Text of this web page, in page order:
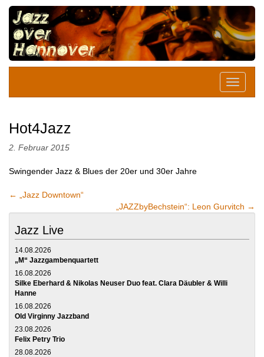
Hot4Jazz
2. Februar 2015
Swingender Jazz & Blues der 20er und 30er Jahre
←
„Jazz Downtown“
„JAZZbyBechstein“: Leon Gurvitch →
Jazz Live
14.08.2026
„M“ Jazzgambenquartett
16.08.2026
Silke Eberhard & Nikolas Neuser Duo feat. Clara Däubler & Willi
Hanne
16.08.2026
Old Virginny Jazzband
23.08.2026
Felix Petry Trio
28.08.2026